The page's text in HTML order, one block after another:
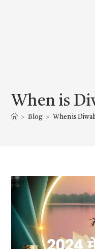
When is
> Blog > When is